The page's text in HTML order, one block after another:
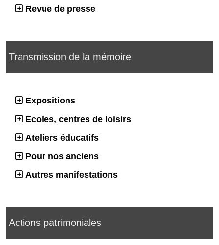
Revue de presse
Transmission de la mémoire
Expositions
Ecoles, centres de loisirs
Ateliers éducatifs
Pour nos anciens
Autres manifestations
Actions patrimoniales